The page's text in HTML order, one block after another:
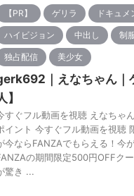
【PR】 ゲリラ ドキュメ
ハイビジョン 中出し 制
独占配信 美少女
｜えなちゃん｜
】
すぐフル動画を視聴 えなちゃ
イント 今すぐフル動画を視聴
今ならFANZAでもらえる！今
の期間限定500円OFFク
驚き ...